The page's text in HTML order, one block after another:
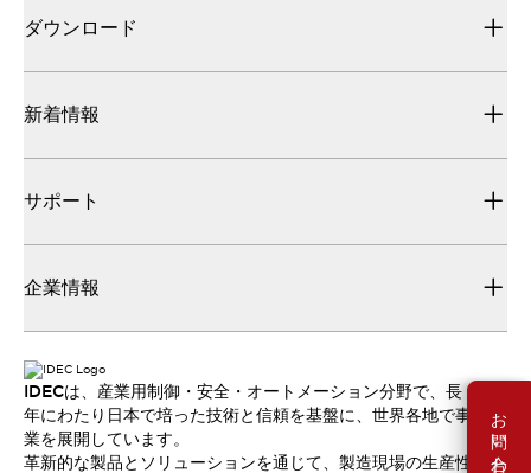
お問い合わせ
ダウンロード
新着情報
サポート
企業情報
IDECは、産業用制御・安全・オートメーション分野で、長
年にわたり日本で培った技術と信頼を基盤に、世界各地で事
業を展開しています。
革新的な製品とソリューションを通じて、製造現場の生産性